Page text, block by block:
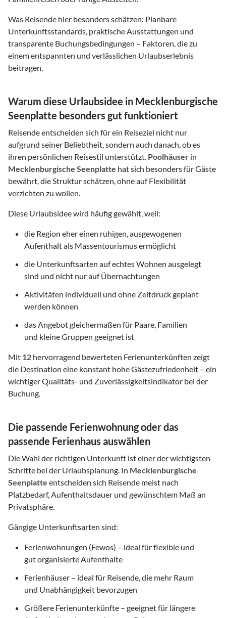
Was Reisende hier besonders schätzen: Planbare
Unterkunftsstandards, praktische Ausstattungen und
transparente Buchungsbedingungen – Faktoren, die zu
einem entspannten und verlässlichen Urlaubserlebnis
beitragen.
Warum diese Urlaubsidee in Mecklenburgische
Seenplatte besonders gut funktioniert
Reisende entscheiden sich für ein Reiseziel nicht nur
aufgrund seiner Beliebtheit, sondern auch danach, ob es
ihren persönlichen Reisestil unterstützt. Poolhäuser in
Mecklenburgische Seenplatte hat sich besonders für Gäste
bewährt, die Struktur schätzen, ohne auf Flexibilität
verzichten zu wollen.
Diese Urlaubsidee wird häufig gewählt, weil:
die Region eher einen ruhigen, ausgewogenen
Aufenthalt als Massentourismus ermöglicht
die Unterkunftsarten auf echtes Wohnen ausgelegt
sind und nicht nur auf Übernachtungen
Aktivitäten individuell und ohne Zeitdruck geplant
werden können
das Angebot gleichermaßen für Paare, Familien
und kleine Gruppen geeignet ist
Mit 12 hervorragend bewerteten Ferienunterkünften zeigt
die Destination eine konstant hohe Gästezufriedenheit – ein
wichtiger Qualitäts- und Zuverlässigkeitsindikator bei der
Buchung.
Die passende Ferienwohnung oder das
passende Ferienhaus auswählen
Die Wahl der richtigen Unterkunft ist einer der wichtigsten
Schritte bei der Urlaubsplanung. In Mecklenburgische
Seenplatte entscheiden sich Reisende meist nach
Platzbedarf, Aufenthaltsdauer und gewünschtem Maß an
Privatsphäre.
Gängige Unterkunftsarten sind:
Ferienwohnungen (Fewos) – ideal für flexible und
gut organisierte Aufenthalte
Ferienhäuser – ideal für Reisende, die mehr Raum
und Unabhängigkeit bevorzugen
Größere Ferienunterkünfte – geeignet für längere